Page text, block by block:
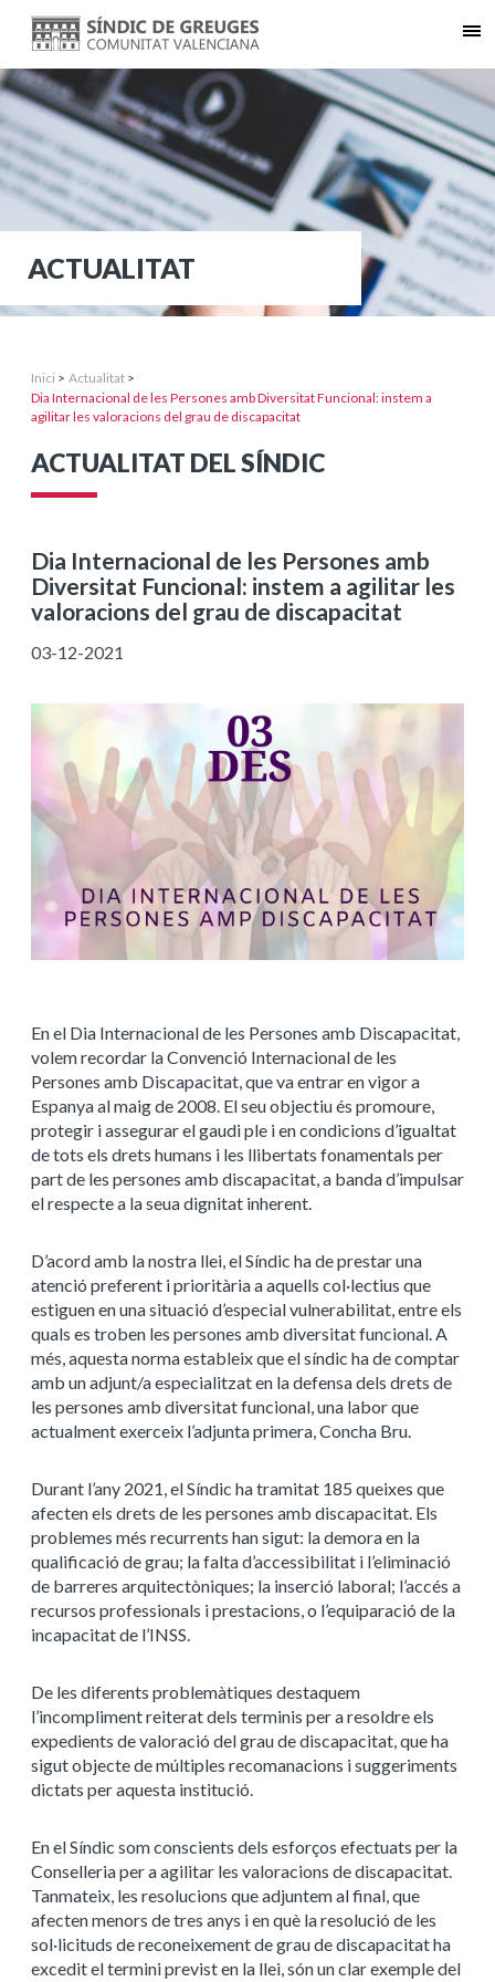
ACTUALITAT
Inici > Actualitat >
Dia Internacional de les Persones amb Diversitat Funcional: instem a
agilitar les valoracions del grau de discapacitat
ACTUALITAT DEL SÍNDIC
Dia Internacional de les Persones amb
Diversitat Funcional: instem a agilitar les
valoracions del grau de discapacitat
03-12-2021
En el Dia Internacional de les Persones amb Discapacitat,
volem recordar la Convenció Internacional de les
Persones amb Discapacitat, que va entrar en vigor a
Espanya al maig de 2008. El seu objectiu és promoure,
protegir i assegurar el gaudi ple i en condicions d’igualtat
de tots els drets humans i les llibertats fonamentals per
part de les persones amb discapacitat, a banda d’impulsar
el respecte a la seua dignitat inherent.
D’acord amb la nostra llei, el Síndic ha de prestar una
atenció preferent i prioritària a aquells col·lectius que
estiguen en una situació d’especial vulnerabilitat, entre els
quals es troben les persones amb diversitat funcional. A
més, aquesta norma estableix que el síndic ha de comptar
amb un adjunt/a especialitzat en la defensa dels drets de
les persones amb diversitat funcional, una labor que
actualment exerceix l’adjunta primera, Concha Bru.
Durant l’any 2021, el Síndic ha tramitat 185 queixes que
afecten els drets de les persones amb discapacitat. Els
problemes més recurrents han sigut: la demora en la
qualificació de grau; la falta d’accessibilitat i l’eliminació
de barreres arquitectòniques; la inserció laboral; l’accés a
recursos professionals i prestacions, o l’equiparació de la
incapacitat de l’INSS.
De les diferents problemàtiques destaquem
l’incompliment reiterat dels terminis per a resoldre els
expedients de valoració del grau de discapacitat, que ha
sigut objecte de múltiples recomanacions i suggeriments
dictats per aquesta institució.
En el Síndic som conscients dels esforços efectuats per la
Conselleria per a agilitar les valoracions de discapacitat.
Tanmateix, les resolucions que adjuntem al final, que
afecten menors de tres anys i en què la resolució de les
sol·licituds de reconeixement de grau de discapacitat ha
excedit el termini previst en la llei, són un clar exemple del